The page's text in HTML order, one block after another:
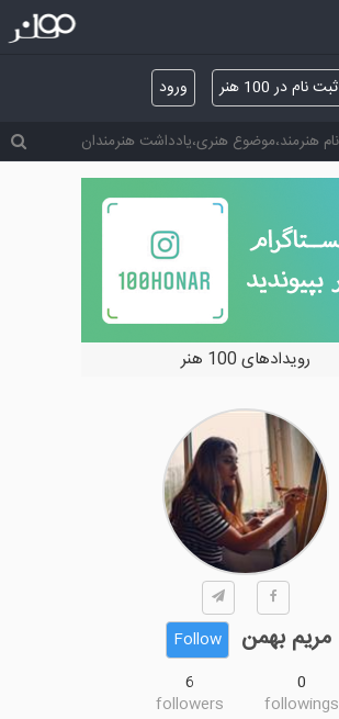
ثبت نام در 100 هنر ورود
خرید و فروش آثار هنری
مریم بهمن
Follow
0
followings
6
followers